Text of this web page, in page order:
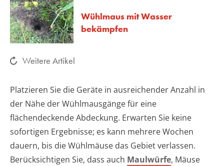
Wühlmaus mit Wasser
bekämpfen
Weitere Artikel
Platzieren Sie die Geräte in ausreichender Anzahl in
der Nähe der Wühlmausgänge für eine
flächendeckende Abdeckung. Erwarten Sie keine
sofortigen Ergebnisse; es kann mehrere Wochen
dauern, bis die Wühlmäuse das Gebiet verlassen.
Berücksichtigen Sie, dass auch Maulwürfe, Mäuse